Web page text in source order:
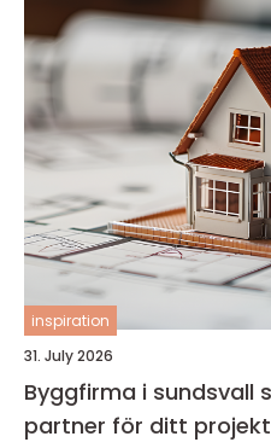
inspiration
31. July 2026
Byggfirma i sundsvall så väljer du rätt
partner för ditt projekt